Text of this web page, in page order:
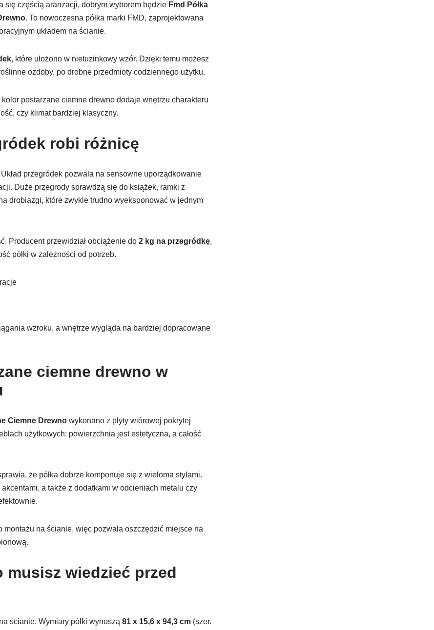
się częścią aranżacji, dobrym wyborem będzie Fmd Półka
. To nowoczesna półka marki FMD, zaprojektowana
układem na ścianie.
, które ułożono w nietuzinkowy wzór. Dzięki temu możesz
ozdoby, po drobne przedmioty codziennego użytku.
postarzane ciemne drewno dodaje wnętrzu charakteru
czy klimat bardziej klasyczny.
robi różnicę
przegródek pozwala na sensowne uporządkowanie
Duże przegrody sprawdzą się do książek, ramki z
drobiazgi, które zwykle trudno wyeksponować w jednym
Producent przewidział obciążenie do 2 kg na przegródkę,
półki w zależności od potrzeb.
wzroku, a wnętrze wygląda na bardziej dopracowane
ciemne drewno w
Ciemne Drewno wykonano z płyty wiórowej pokrytej
użytkowych: powierzchnia jest estetyczna, a całość
że półka dobrze komponuje się z wieloma stylami.
a także z dodatkami w odcieniach metalu czy
montażu na ścianie, więc pozwala oszczędzić miejsce na
wiedzieć przed
ścianie. Wymiary półki wynoszą 81 x 15,6 x 94,3 cm (szer.